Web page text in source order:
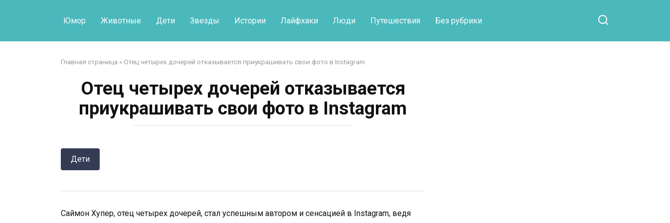
Юмор Животные Дети Звезды Истории Лайфхаки Люди Путешествия Без рубрики
Главная страница » Отец четырех дочерей отказывается приукрашивать свои фото в Instagram
Отец четырех дочерей отказывается
приукрашивать свои фото в Instagram
Дети
Саймон Хупер, отец четырех дочерей, стал успешным автором и сенсацией в Instagram, ведя